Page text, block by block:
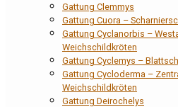
Gattung Clemmys
Gattung Cuora –
Gattung Cyclanorbis –
Weichschildkröten
Gattung Cyclemys –
Gattung Cycloderma –
Weichschildkröten
Gattung Deirochelys